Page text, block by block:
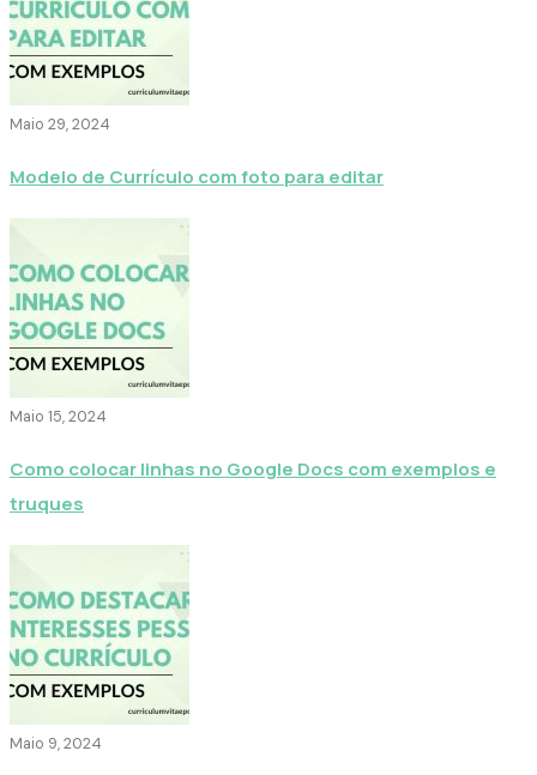
Maio 29, 2024
Modelo de Currículo com foto para editar
Maio 15, 2024
Como colocar linhas no Google Docs com exemplos e
truques
Maio 9, 2024